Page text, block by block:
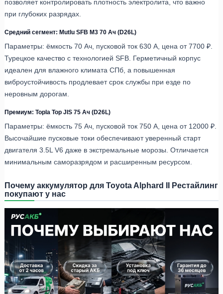
позволяет контролировать плотность электролита, что важно
при глубоких разрядах.
Средний сегмент: Mutlu SFB M3 70 Ач (D26L)
Параметры: ёмкость 70 Ач, пусковой ток 630 А, цена от 7700 ₽.
Турецкое качество с технологией SFB. Герметичный корпус
идеален для влажного климата СПб, а повышенная
виброустойчивость продлевает срок службы при езде по
неровным дорогам.
Премиум: Topla Top JIS 75 Ач (D26L)
Параметры: ёмкость 75 Ач, пусковой ток 750 А, цена от 12000 ₽.
Высочайшие пусковые токи обеспечивают уверенный старт
двигателя 3.5L V6 даже в экстремальные морозы. Отличается
минимальным саморазрядом и расширенным ресурсом.
Почему аккумулятор для Toyota Alphard II Рестайлинг
покупают у нас